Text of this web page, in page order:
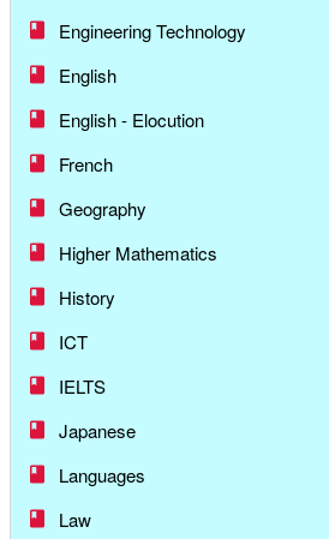
Engineering Technology
English
English - Elocution
French
Geography
Higher Mathematics
History
ICT
IELTS
Japanese
Languages
Law